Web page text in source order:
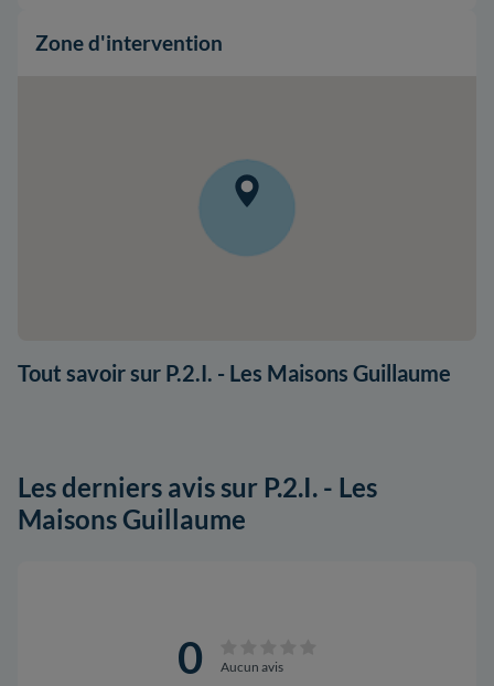
Zone d'intervention
Tout savoir sur P.2.I. - Les Maisons Guillaume
Les derniers avis sur P.2.I. - Les
Maisons Guillaume
0 Aucun avis